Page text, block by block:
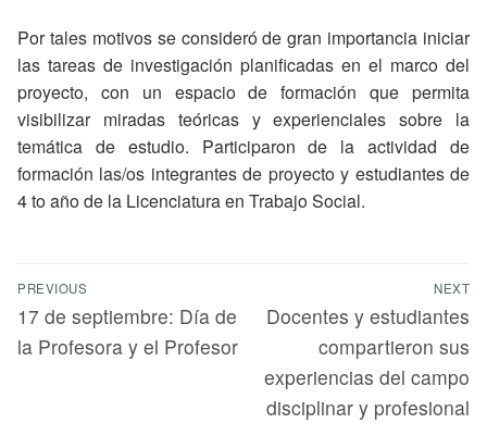
Por tales motivos se consideró de gran importancia iniciar
las tareas de investigación planificadas en el marco del
proyecto, con un espacio de formación que permita
visibilizar miradas teóricas y experienciales sobre la
temática de estudio. Participaron de la actividad de
formación las/os integrantes de proyecto y estudiantes de
4 to año de la Licenciatura en Trabajo Social.
PREVIOUS
17 de septiembre: Día de
la Profesora y el Profesor
NEXT
Docentes y estudiantes
compartieron sus
experiencias del campo
disciplinar y profesional